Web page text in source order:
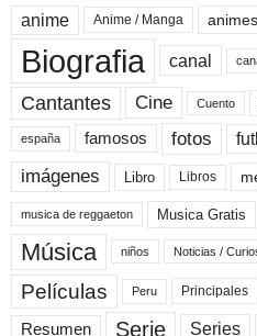
anime Anime / Manga animes
Biografia canal
Cantantes Cine Cuento
españa famosos fotos
imágenes Libro Libros
musica de reggaeton Musica Gratis
Música niños Noticias /
Películas Peru Principales
Resumen Serie Series